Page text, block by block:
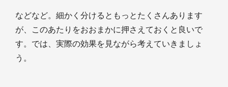
などなど。細かく分けるともっとたくさんあります
が、このあたりをおおまかに押さえておくと良いで
す。では、実際の効果を見ながら考えていきましょ
う。